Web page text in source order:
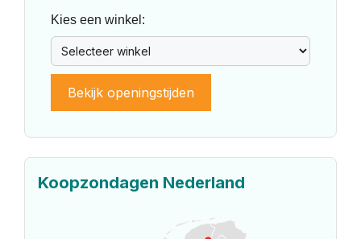
Kies een winkel:
Bekijk openingstijden
Koopzondagen Nederland